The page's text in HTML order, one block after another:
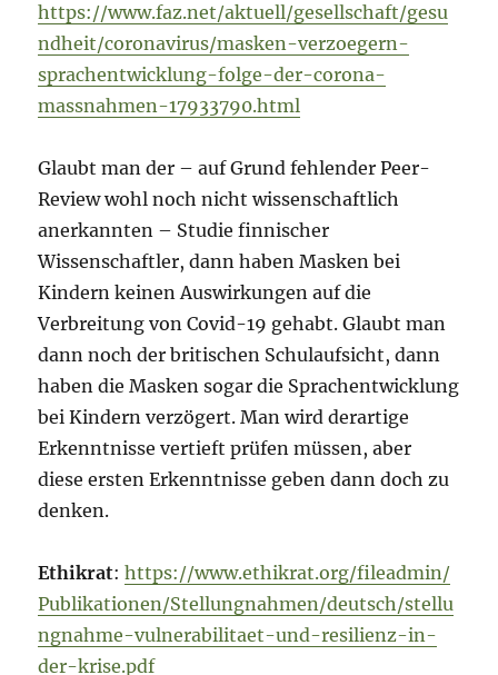
https://www.faz.net/aktuell/gesellschaft/gesu
ndheit/coronavirus/masken-verzoegern-
sprachentwicklung-folge-der-corona-
massnahmen-17933790.html
Glaubt man der – auf Grund fehlender Peer-
Review wohl noch nicht wissenschaftlich
anerkannten – Studie finnischer
Wissenschaftler, dann haben Masken bei
Kindern keinen Auswirkungen auf die
Verbreitung von Covid-19 gehabt. Glaubt man
dann noch der britischen Schulaufsicht, dann
haben die Masken sogar die Sprachentwicklung
bei Kindern verzögert. Man wird derartige
Erkenntnisse vertieft prüfen müssen, aber
diese ersten Erkenntnisse geben dann doch zu
denken.
Ethikrat:https://www.ethikrat.org/fileadmin/
Publikationen/Stellungnahmen/deutsch/stellu
ngnahme-vulnerabilitaet-und-resilienz-in-
der-krise.pdf